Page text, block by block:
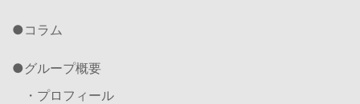
コラム
グループ概要
・プロフィール